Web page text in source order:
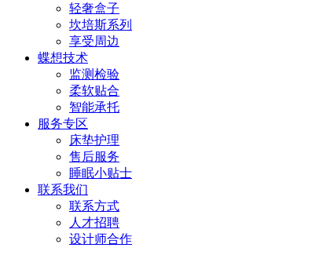
轻奢盒子
坎培斯系列
享受周边
蝶想技术
监测检验
柔软贴合
智能承托
服务专区
床垫护理
售后服务
睡眠小贴士
联系我们
联系方式
人才招聘
设计师合作